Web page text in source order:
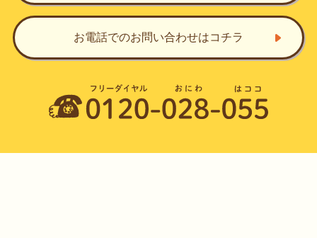
お電話でのお問い合わせはコチラ